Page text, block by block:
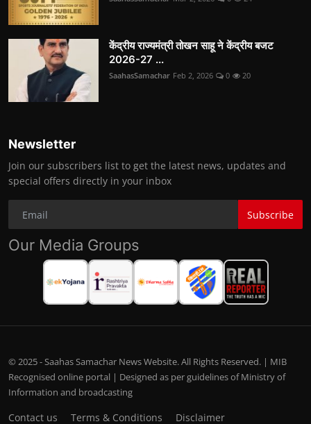
केंद्रीय राज्यमंत्री तोखन साहू ने केंद्रीय बजट
2026-27 ...
SaahasSamachar Feb 2, 2026 0 20
Newsletter
Join our subscribers list to get the latest news, updates and
special offers directly in your inbox
Subscribe
Our Media Groups
© 2025 - Saahas Samachar News Website. All Rights Reserved. | MIB
Recognised online portal | Designed as per guidelines of Ministry of
Information and broadcasting
Contact us Terms & Conditions Disclaimer